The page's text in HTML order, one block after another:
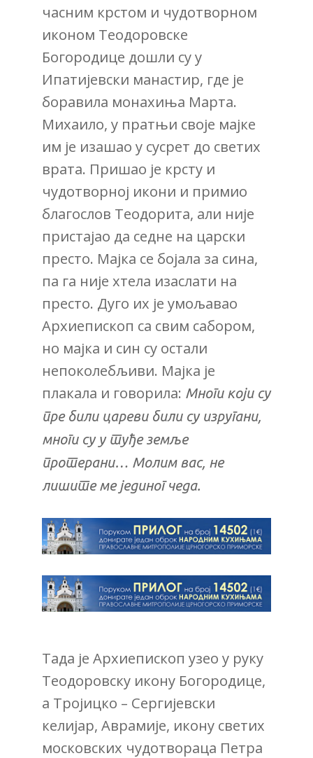
часним крстом и чудотворном
иконом Теодоровске
Богородице дошли су у
Ипатијевски манастир, где је
боравила монахиња Марта.
Михаило, у пратњи своје мајке
им је изашао у сусрет до светих
врата. Пришао је крсту и
чудотворној икони и примио
благослов Теодорита, али није
пристајао да седне на царски
престо. Мајка се бојала за сина,
па га није хтела изаслати на
престо. Дуго их је умољавао
Архиепископ са свим сабором,
но мајка и син су остали
непоколебљиви. Мајка је
плакала и говорила: Многи који су
пре били цареви били су изругани,
многи су у туђе земље
протерани… Молим вас, не
лишите ме јединог чеда.
Тада је Архиепископ узео у руку
Теодоровску икону Богородице,
а Тројицко – Сергијевски
келијар, Аврамије, икону светих
московских чудотвораца Петра